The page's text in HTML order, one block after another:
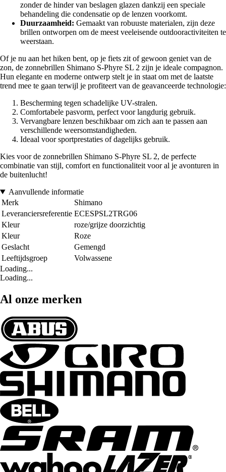
zonder de hinder van beslagen glazen dankzij een speciale
behandeling die condensatie op de lenzen voorkomt.
Duurzaamheid: Gemaakt van robuuste materialen, zijn deze
brillen ontworpen om de meest veeleisende outdooractiviteiten te
weerstaan.
Of je nu aan het hiken bent, op je fiets zit of gewoon geniet van de
zon, de zonnebrillen Shimano S-Phyre SL 2 zijn je ideale compagnon.
Hun elegante en moderne ontwerp stelt je in staat om met de laatste
trend mee te gaan terwijl je profiteert van de geavanceerde technologie:
Bescherming tegen schadelijke UV-stralen.
Comfortabele pasvorm, perfect voor langdurig gebruik.
Vervangbare lenzen beschikbaar om zich aan te passen aan
verschillende weersomstandigheden.
Ideaal voor sportprestaties of dagelijks gebruik.
Kies voor de zonnebrillen Shimano S-Phyre SL 2, de perfecte
combinatie van stijl, comfort en functionaliteit voor al je avonturen in
de buitenlucht!
Aanvullende informatie
Merk
Shimano
Leveranciersreferentie ECESPSL2TRG06
Kleur
roze/grijze doorzichtig
Kleur
Roze
Geslacht
Gemengd
Leeftijdsgroep
Volwassene
Loading...
Loading...
Al onze merken